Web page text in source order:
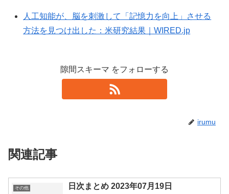
人工知能が、脳を刺激して「記憶力を向上」させる
方法を見つけ出した：米研究結果｜WIRED.jp
隙間スキーマ をフォローする
irumu
関連記事
その他 日次まとめ 2023年07月19日